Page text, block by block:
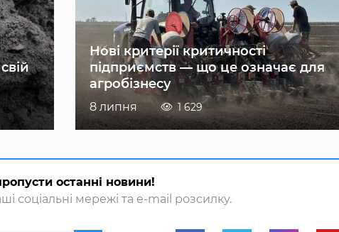
Нові критерії критичності
підприємств — що це означає для
агробізнесу
8 липня 1 629
останні новини!
соціальні мережі та e-mail розсилку.